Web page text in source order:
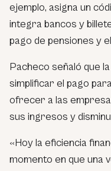
ejemplo, asigna un
integra bancos y
pago de pensiones y
Pacheco señaló que
simplificar el pago
ofrecer a las
sus ingresos y
«Hoy la eficiencia
momento en que una